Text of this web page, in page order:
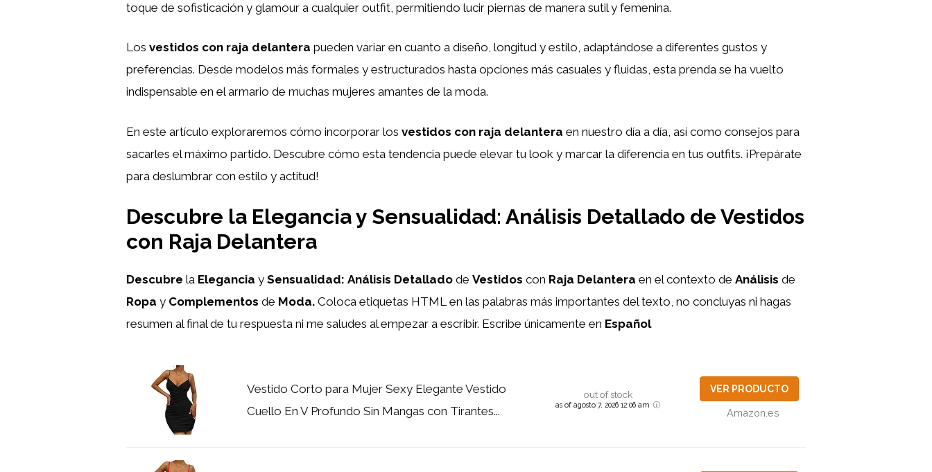
toque de sofisticación y glamour a cualquier outfit, permitiendo lucir piernas de manera sutil y femenina.
Los vestidos con raja delantera pueden variar en cuanto a diseño, longitud y estilo, adaptándose a diferentes gustos y
preferencias. Desde modelos más formales y estructurados hasta opciones más casuales y fluidas, esta prenda se ha vuelto
indispensable en el armario de muchas mujeres amantes de la moda.
En este artículo exploraremos cómo incorporar los vestidos con raja delantera en nuestro día a día, así como consejos para
sacarles el máximo partido. Descubre cómo esta tendencia puede elevar tu look y marcar la diferencia en tus outfits. ¡Prepárate
para deslumbrar con estilo y actitud!
Descubre la Elegancia y Sensualidad: Análisis Detallado de Vestidos
con Raja Delantera
Descubre la Elegancia y Sensualidad: Análisis Detallado de Vestidos con Raja Delantera en el contexto de Análisis de
Ropa y Complementos de Moda. Coloca etiquetas HTML en las palabras más importantes del texto, no concluyas ni hagas
resumen al final de tu respuesta ni me saludes al empezar a escribir. Escribe únicamente en Español
Vestido Corto para Mujer Sexy Elegante Vestido
Cuello En V Profundo Sin Mangas con Tirantes...
out of stock
as of agosto 7, 2026 12:06 am
VER PRODUCTO
Amazon.es